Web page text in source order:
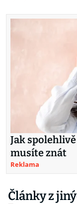
Jak
musíte znát
Reklama
Články z